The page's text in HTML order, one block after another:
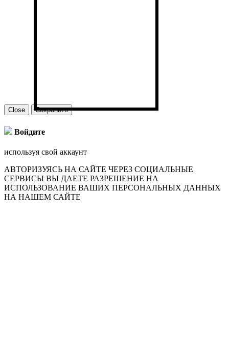
Close Сохранить
Войдите
используя свой аккаунт
АВТОРИЗУЯСЬ НА САЙТЕ ЧЕРЕЗ СОЦИАЛЬНЫЕ
СЕРВИСЫ ВЫ ДАЕТЕ РАЗРЕШЕНИЕ НА
ИСПОЛЬЗОВАНИЕ ВАШИХ ПЕРСОНАЛЬНЫХ ДАННЫХ
НА НАШЕМ САЙТЕ